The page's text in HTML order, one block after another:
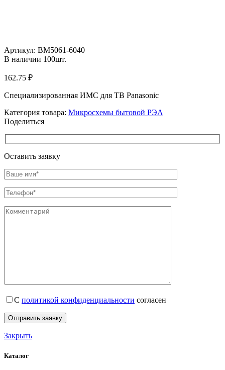
Артикул: BM5061-6040
В наличии 100шт.
162.75 ₽
Специализированная ИМС для ТВ Panasonic
Категория товара: Микросхемы бытовой РЭА
Поделиться
Оставить заявку
С политикой конфиденциальности согласен
Закрыть
Каталог